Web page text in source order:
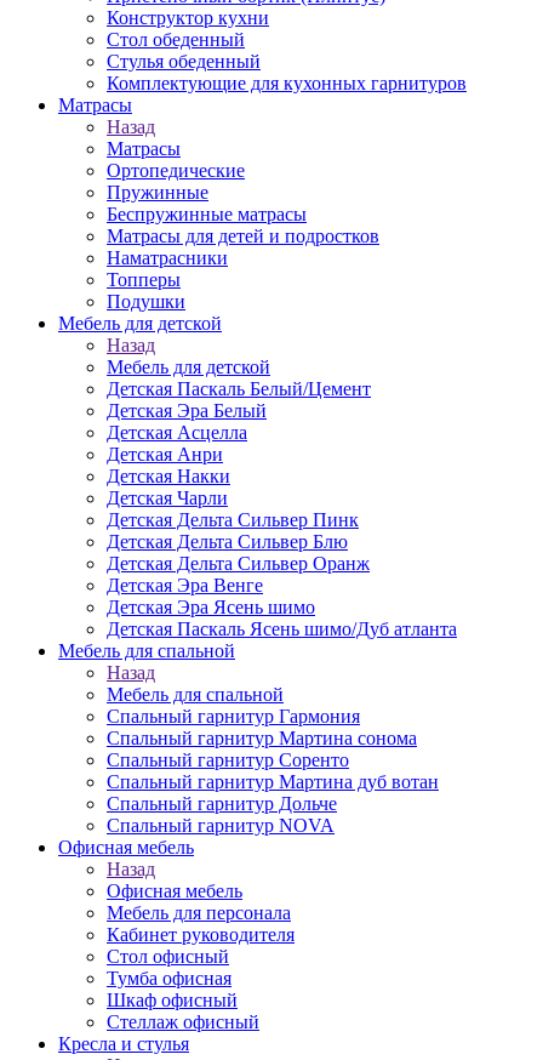
Конструктор кухни
Стол обеденный
Стулья обеденный
Комплектующие для кухонных гарнитуров
Матраcы
Назад
Матраcы
Ортопедические
Пружинные
Беспружинные матрасы
Матрасы для детей и подростков
Наматрасники
Топперы
Подушки
Мебель для детской
Назад
Мебель для детской
Детская Паскаль Белый/Цемент
Детская Эра Белый
Детская Асцелла
Детская Анри
Детская Накки
Детская Чарли
Детская Дельта Сильвер Пинк
Детская Дельта Сильвер Блю
Детская Дельта Сильвер Оранж
Детская Эра Венге
Детская Эра Ясень шимо
Детская Паскаль Ясень шимо/Дуб атланта
Мебель для спальной
Назад
Мебель для спальной
Спальный гарнитур Гармония
Спальный гарнитур Мартина сонома
Спальный гарнитур Соренто
Спальный гарнитур Мартина дуб вотан
Спальный гарнитур Дольче
Спальный гарнитур NOVA
Офисная мебель
Назад
Офисная мебель
Мебель для персонала
Кабинет руководителя
Стол офисный
Тумба офисная
Шкаф офисный
Стеллаж офисный
Кресла и стулья